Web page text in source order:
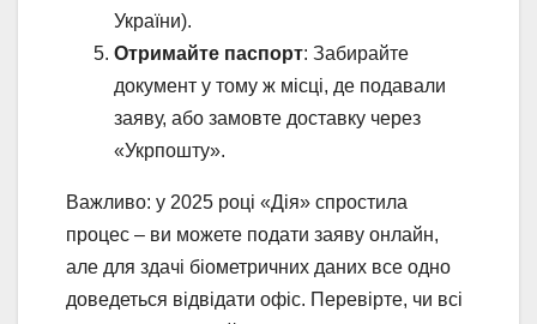
України).
Отримайте паспорт: Забирайте
документ у тому ж місці, де подавали
заяву, або замовте доставку через
«Укрпошту».
Важливо: у 2025 році «Дія» спростила
процес – ви можете подати заяву онлайн,
але для здачі біометричних даних все одно
доведеться відвідати офіс. Перевірте, чи всі